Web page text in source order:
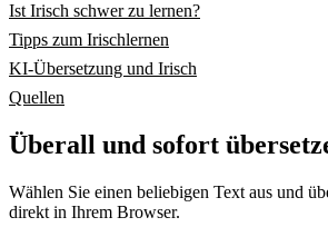
Ist Irisch schwer zu lernen?
Tipps zum Irischlernen
KI-Übersetzung und Irisch
Quellen
Überall und sofort
Wählen Sie einen beliebigen Text aus und
direkt in Ihrem Browser.